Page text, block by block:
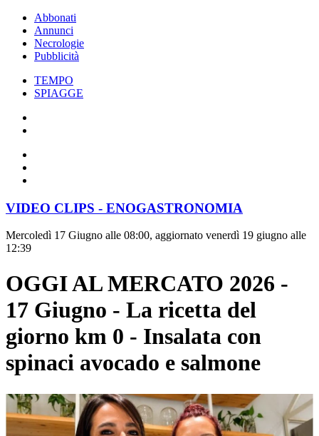
Abbonati
Annunci
Necrologie
Pubblicità
TEMPO
SPIAGGE
VIDEO CLIPS - ENOGASTRONOMIA
Mercoledì 17 Giugno alle 08:00, aggiornato venerdì 19 giugno alle
12:39
OGGI AL MERCATO 2026 -
17 Giugno - La ricetta del
giorno km 0 - Insalata con
spinaci avocado e salmone